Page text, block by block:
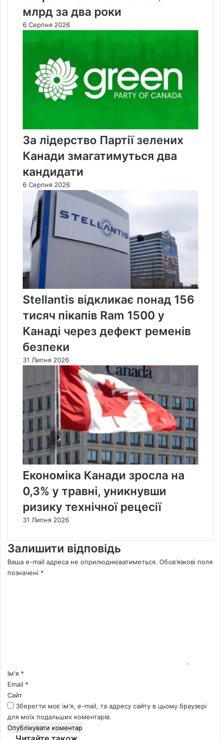
млрд за два роки
6 Серпня 2026
За лідерство Партії зелених
Канади змагатимуться два
кандидати
6 Серпня 2026
Stellantis відкликає понад 156
тисяч пікапів Ram 1500 у
Канаді через дефект ременів
безпеки
31 Липня 2026
Економіка Канади зросла на
0,3% у травні, уникнувши
ризику технічної рецесії
31 Липня 2026
Залишити відповідь
Ваша e-mail адреса не оприлюднюватиметься. Обов’язкові поля
позначені *
*
Ім'я *
Email *
Сайт
Зберегти моє ім'я, e-mail, та адресу сайту в цьому браузері
для моїх подальших коментарів.